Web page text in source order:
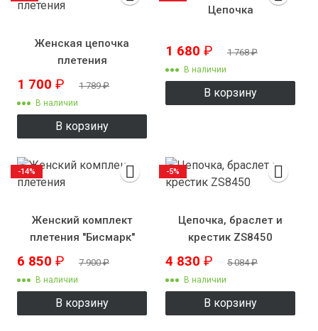
Женская цепочка
плетения
"Венецианское"
1 700 ₽ 1 789₽
В наличии
В корзину
Цепочка
1 680 ₽ 1 768₽
В наличии
В корзину
Женский комплект
плетения "Бисмарк"
ручного плетения
6 850 ₽ 7 900₽
В наличии
В корзину
-14%
Цепочка, браслет и
крестик ZS8450
4 830 ₽ 5 084₽
В наличии
В корзину
-5%